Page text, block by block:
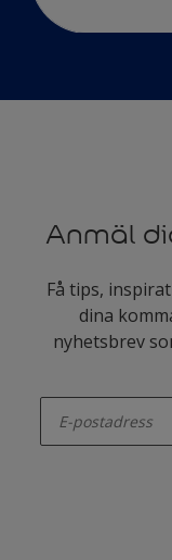
Anmäl
Få tips,
dina
nyhetsbrev